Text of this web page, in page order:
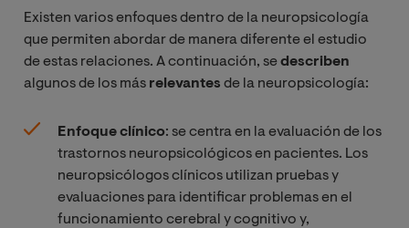
Existen varios enfoques dentro de la neuropsicología
que permiten abordar de manera diferente el estudio
de estas relaciones. A continuación, sedescriben
algunos de los más relevantes de la neuropsicología:
Enfoque clínico: se centra en la evaluación de los
trastornos neuropsicológicos en pacientes. Los
neuropsicólogos clínicos utilizan pruebas y
evaluaciones para identificar problemas en el
funcionamiento cerebral y cognitivo y,